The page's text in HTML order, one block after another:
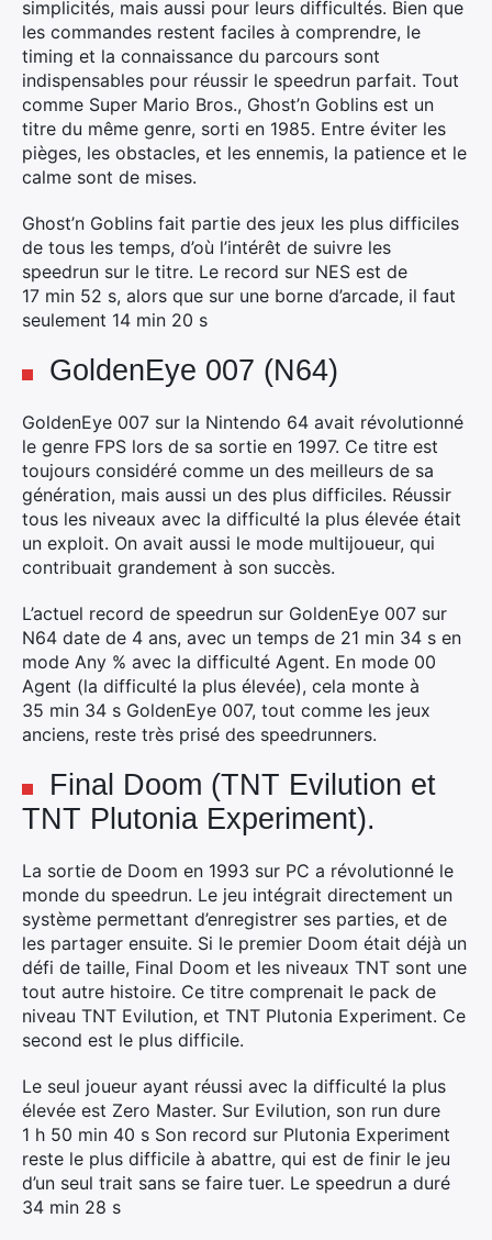
simplicités, mais aussi pour leurs difficultés. Bien que
les commandes restent faciles à comprendre, le
timing et la connaissance du parcours sont
indispensables pour réussir le speedrun parfait. Tout
comme Super Mario Bros., Ghost’n Goblins est un
titre du même genre, sorti en 1985. Entre éviter les
pièges, les obstacles, et les ennemis, la patience et le
calme sont de mises.
Ghost’n Goblins fait partie des jeux les plus difficiles
de tous les temps, d’où l’intérêt de suivre les
speedrun sur le titre. Le record sur NES est de
17 min 52 s, alors que sur une borne d’arcade, il faut
seulement 14 min 20 s
GoldenEye 007 (N64)
GoldenEye 007 sur la Nintendo 64 avait révolutionné
le genre FPS lors de sa sortie en 1997. Ce titre est
toujours considéré comme un des meilleurs de sa
génération, mais aussi un des plus difficiles. Réussir
tous les niveaux avec la difficulté la plus élevée était
un exploit. On avait aussi le mode multijoueur, qui
contribuait grandement à son succès.
L’actuel record de speedrun sur GoldenEye 007 sur
N64 date de 4 ans, avec un temps de 21 min 34 s en
mode Any % avec la difficulté Agent. En mode 00
Agent (la difficulté la plus élevée), cela monte à
35 min 34 s GoldenEye 007, tout comme les jeux
anciens, reste très prisé des speedrunners.
Final Doom (TNT Evilution et
TNT Plutonia Experiment).
La sortie de Doom en 1993 sur PC a révolutionné le
monde du speedrun. Le jeu intégrait directement un
système permettant d’enregistrer ses parties, et de
les partager ensuite. Si le premier Doom était déjà un
défi de taille, Final Doom et les niveaux TNT sont une
tout autre histoire. Ce titre comprenait le pack de
niveau TNT Evilution, et TNT Plutonia Experiment. Ce
second est le plus difficile.
Le seul joueur ayant réussi avec la difficulté la plus
élevée est Zero Master. Sur Evilution, son run dure
1 h 50 min 40 s Son record sur Plutonia Experiment
reste le plus difficile à abattre, qui est de finir le jeu
d’un seul trait sans se faire tuer. Le speedrun a duré
34 min 28 s
×
Rechercher
: